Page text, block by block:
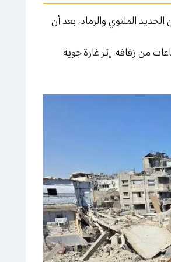
الملتوي والرماد، بعد أن
قبل ساعات من زفافه، إثر غارة جوية